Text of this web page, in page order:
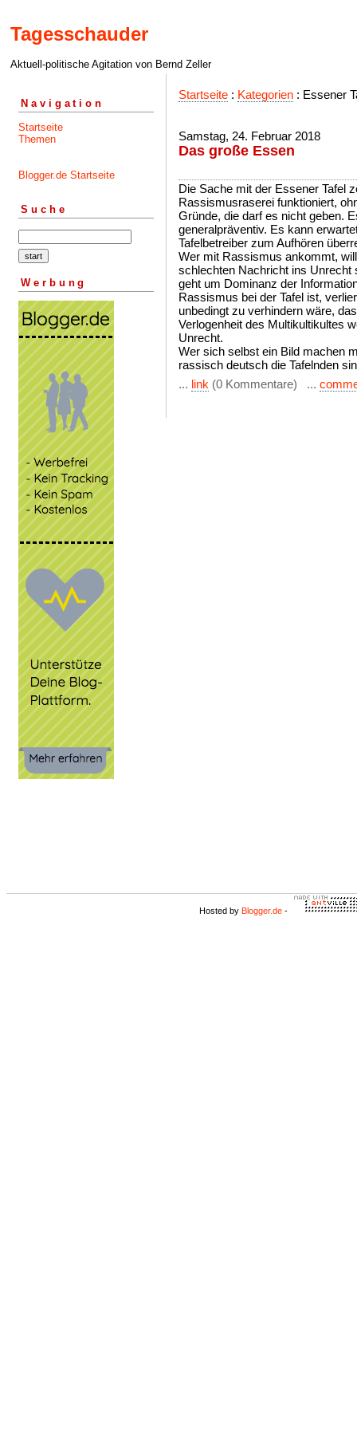
Tagesschauder
Aktuell-politische Agitation von Bernd Zeller
Navigation
Startseite
Themen
Blogger.de Startseite
Suche
Werbung
Startseite : Kategorien : Essener
Samstag, 24. Februar 2018
Das große Essen
Die Sache mit der Essener Tafel
Rassismusraserei funktioniert,
Gründe, die darf es nicht geben.
generalpräventiv. Es kann
Tafelbetreiber zum Aufhören
Wer mit Rassismus ankommt,
schlechten Nachricht ins Unrecht
geht um Dominanz der
Rassismus bei der Tafel ist,
unbedingt zu verhindern wäre,
Verlogenheit des Multikultikultes
Unrecht.
Wer sich selbst ein Bild machen
rassisch deutsch die Tafelnden
... link (0 Kommentare) ...
Hosted by Blogger.de -